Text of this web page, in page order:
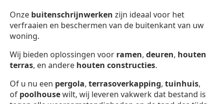
Onze buitenschrijnwerken zijn ideaal voor het
verfraaien en beschermen van de buitenkant van uw
woning.
Wij bieden oplossingen voor ramen, deuren, houten
terras, en andere houten constructies.
Of u nu een pergola, terrasoverkapping, tuinhuis,
of poolhousewilt, wij leveren vakwerk dat bestand is